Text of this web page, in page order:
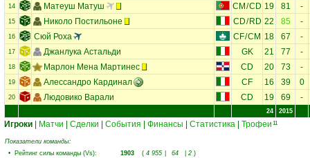
14 Матеуш Матуш CM /CD 19 81 -
15 Николо Постильоне CD/RD 22 85 -
16 Сюй Роха CF/CM 18 67 -
17 Джанлука Астальди GK 21 77 -
18 Марлон Мена Мартинес CD 20 73 -
19 Алессандро Кардинал CF 16 39 0
20 Людовико Варали CD 19 69 -
24 2015
Игроки Матчи Сделки События Финансы Статистика Трофеи 11
Показатели команды:
• Рейтинг силы команды (Vs): 1903 ( 4 955 64 2 )